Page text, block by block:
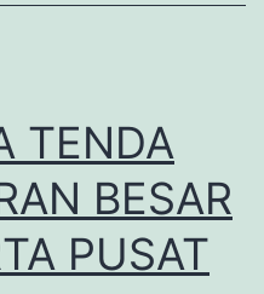
TENDA
BESAR
PUSAT